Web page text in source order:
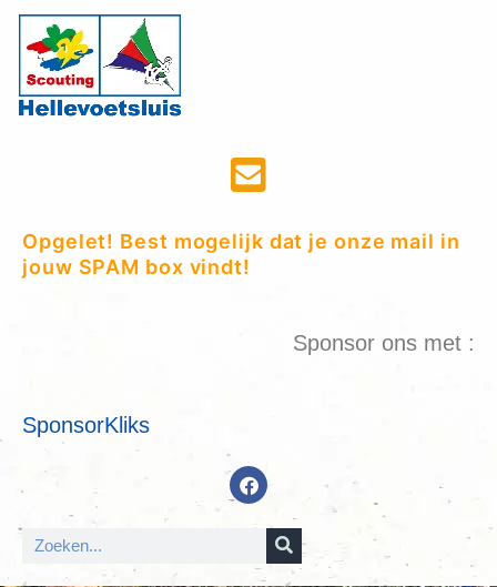
Opgelet! Best mogelijk dat je onze mail in
jouw SPAM box vindt!
Sponsor ons met :
SponsorKliks